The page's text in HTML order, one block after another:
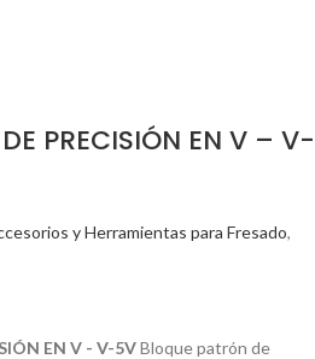
PRECISIÓN EN V – V-
y Herramientas para Fresado,
EN V - V-5VBloque patrón de